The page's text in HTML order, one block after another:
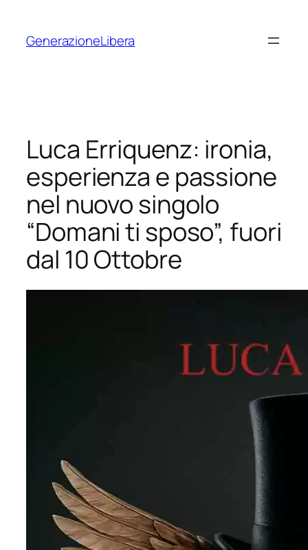
contenuto
GenerazioneLibera
Luca Erriquenz: ironia,
esperienza e passione
nel nuovo singolo
“Domani ti sposo”, fuori
dal 10 Ottobre